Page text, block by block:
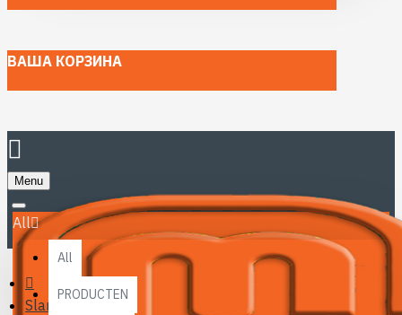
ВАША КОРЗИНА
Menu
All
All
PRODUCTEN
Slangafsluiter